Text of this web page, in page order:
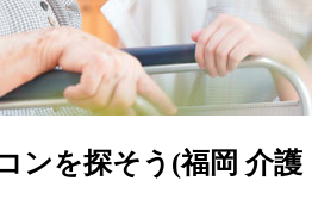
ンを探そう(福岡 介護